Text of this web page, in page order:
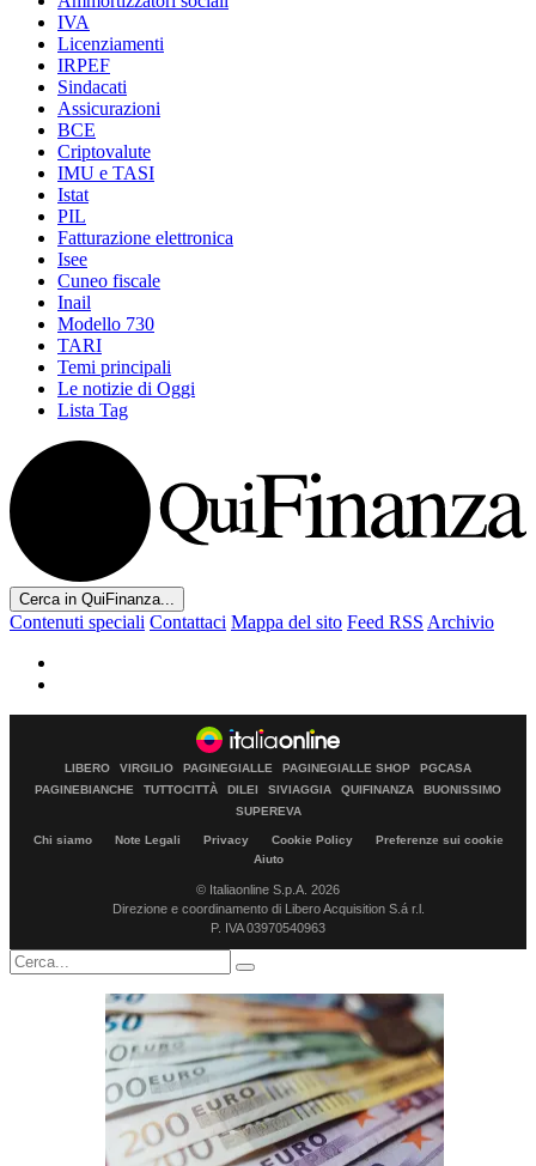
IVA
Licenziamenti
IRPEF
Sindacati
Assicurazioni
BCE
Criptovalute
IMU e TASI
Istat
PIL
Fatturazione elettronica
Isee
Cuneo fiscale
Inail
Modello 730
TARI
Temi principali
Le notizie di Oggi
Lista Tag
Cerca in QuiFinanza...
Contenuti speciali Contattaci Mappa del sito Feed RSS Archivio
LIBERO VIRGILIO PAGINEGIALLE PAGINEGIALLE SHOP
PGCASA
PAGINEBIANCHE
TUTTOCITTÀ DILEI SIVIAGGIA QUIFINANZA
BUONISSIMO
SUPEREVA
Chi siamo Note Legali Privacy Cookie Policy
Preferenze sui cookie
Aiuto
© Italiaonline S.p.A. 2026
Direzione e coordinamento di Libero Acquisition S.á r.l.
P. IVA 03970540963